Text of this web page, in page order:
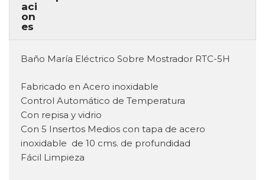
Baño María Eléctrico Sobre Mostrador RTC-5H
Fabricado en Acero inoxidable
Control Automático de Temperatura
Con repisa y vidrio
Con 5 Insertos Medios con tapa de acero
inoxidable de 10 cms. de profundidad
Fácil Limpieza